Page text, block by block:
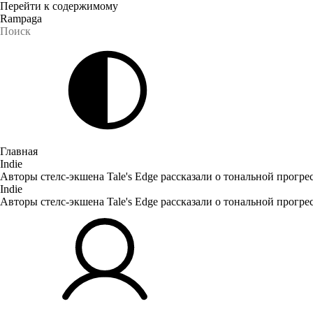
Перейти к содержимому
Rampaga
Главная
Indie
Авторы стелс-экшена Tale's Edge рассказали о тональной
Indie
Авторы стелс-экшена Tale's Edge рассказали о тональной